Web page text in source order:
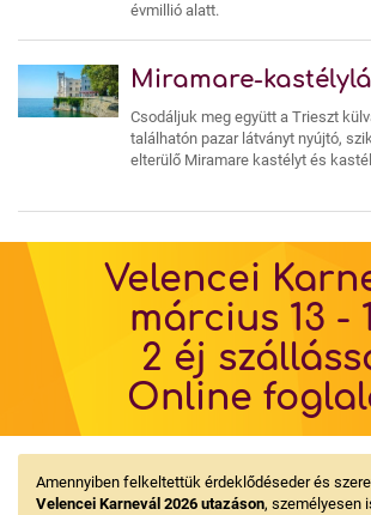
évmillió alatt.
Miramare-
Csodáljuk meg együtt a Trieszt
találhatón pazar látványt nyújtó,
elterülő Miramare kastélyt és
Velencei
március 13 -
2 éj
Online
Amennyiben felkeltettük érdeklődéseder és
Velencei Karnevál 2026 utazáson, személyesen